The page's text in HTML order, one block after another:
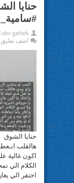
حنايا
abo garbeh
اضف تعليق
حنايا
هالقلب
اكون غالية
الكلام الي
احتقر الي